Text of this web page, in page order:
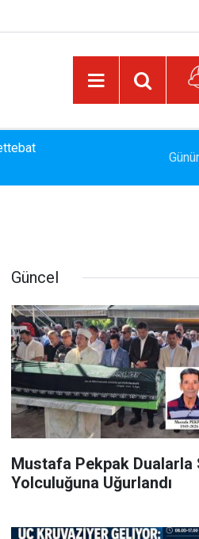
Bayram
Güncel
Mustafa Pekpak Dualarla
Yolculuğuna Uğurlandı